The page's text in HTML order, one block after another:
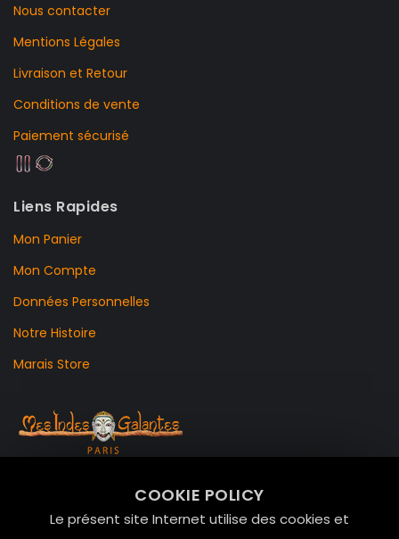
COOKIE POLICY
Le présent site Internet utilise des cookies et
Nous contacter
Mentions Légales
Livraison et Retour
Conditions de vente
Paiement sécurisé
Liens Rapides
Mon Panier
Mon Compte
Données Personnelles
Notre Histoire
Marais Store
Le Marais, 75004 Paris